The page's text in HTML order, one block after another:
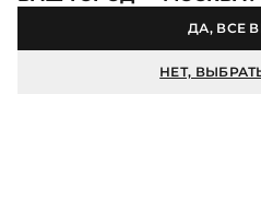
Продолжая использовать сайт
использование файлов cookie.
Политике
© IDOL,
ДА, ВСЕ
НЕТ,